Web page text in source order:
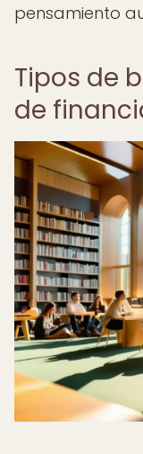
pensamiento
Tipos de
de